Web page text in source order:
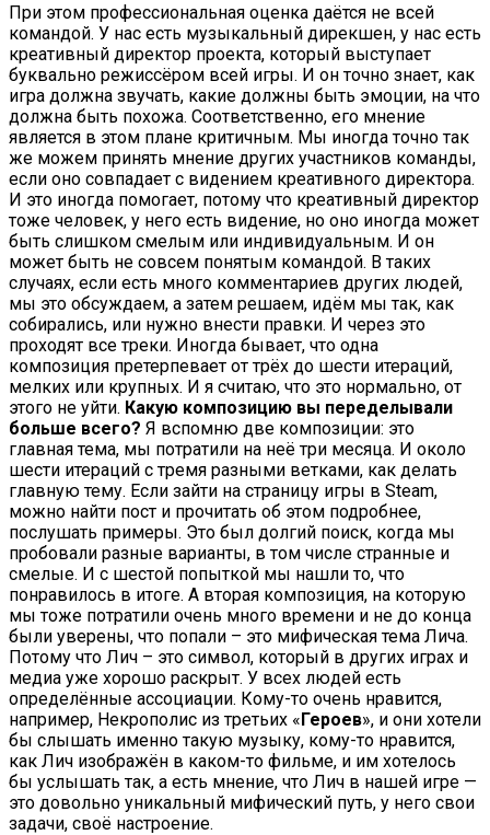
При этом профессиональная оценка даётся не всей
командой. У нас есть музыкальный дирекшен, у нас есть
креативный директор проекта, который выступает
буквально режиссёром всей игры. И он точно знает, как
игра должна звучать, какие должны быть эмоции, на что
должна быть похожа. Соответственно, его мнение
является в этом плане критичным. Мы иногда точно так
же можем принять мнение других участников команды,
если оно совпадает с видением креативного директора.
И это иногда помогает, потому что креативный директор
тоже человек, у него есть видение, но оно иногда может
быть слишком смелым или индивидуальным. И он
может быть не совсем понятым командой. В таких
случаях, если есть много комментариев других людей,
мы это обсуждаем, а затем решаем, идём мы так, как
собирались, или нужно внести правки. И через это
проходят все треки. Иногда бывает, что одна
композиция претерпевает от трёх до шести итераций,
мелких или крупных. И я считаю, что это нормально, от
этого не уйти. Какую композицию вы переделывали
больше всего? Я вспомню две композиции: это
главная тема, мы потратили на неё три месяца. И около
шести итераций с тремя разными ветками, как делать
главную тему. Если зайти на страницу игры в Steam,
можно найти пост и прочитать об этом подробнее,
послушать примеры. Это был долгий поиск, когда мы
пробовали разные варианты, в том числе странные и
смелые. И с шестой попыткой мы нашли то, что
понравилось в итоге. А вторая композиция, на которую
мы тоже потратили очень много времени и не до конца
были уверены, что попали – это мифическая тема Лича.
Потому что Лич – это символ, который в других играх и
медиа уже хорошо раскрыт. У всех людей есть
определённые ассоциации. Кому-то очень нравится,
например, Некрополис из третьих «Героев», и они хотели
бы слышать именно такую музыку, кому-то нравится,
как Лич изображён в каком-то фильме, и им хотелось
бы услышать так, а есть мнение, что Лич в нашей игре —
это довольно уникальный мифический путь, у него свои
задачи, своё настроение.